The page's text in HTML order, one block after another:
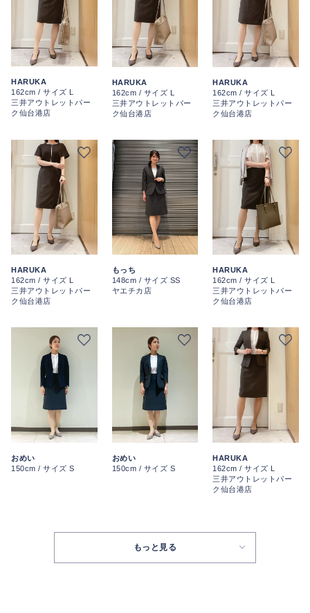
HARUKA
162cm / サイズ L
三井アウトレットパー
ク仙台港店
HARUKA
162cm / サイズ L
三井アウトレットパー
ク仙台港店
HARUKA
162cm / サイズ L
三井アウトレットパー
ク仙台港店
HARUKA
162cm / サイズ L
三井アウトレットパー
ク仙台港店
もっち
148cm / サイズ SS
ヤエチカ店
HARUKA
162cm / サイズ L
三井アウトレットパー
ク仙台港店
おめい
150cm / サイズ S
おめい
150cm / サイズ S
HARUKA
162cm / サイズ L
三井アウトレットパー
ク仙台港店
もっと見る